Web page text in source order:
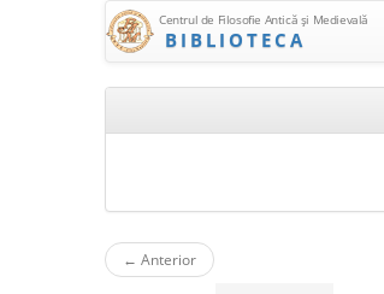
Centrul de Filosofie Antică şi Medievală
BIBLIOTECA
← Anterior